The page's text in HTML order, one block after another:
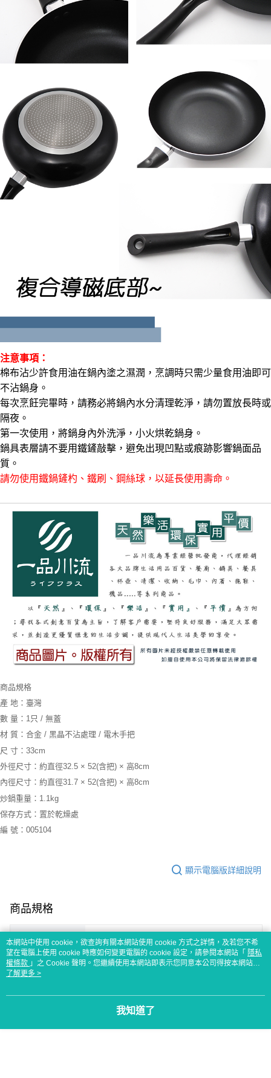
注意事項：
棉布沾少許食用油在鍋內塗之濕潤，烹調時只需少量食用油即可
不沾鍋身。
每次烹飪完畢時，請務必將鍋內水分清理乾淨，請勿置放長時或
隔夜。
第一次使用，將鍋身內外洗淨，小火烘乾鍋身。
鍋具表層請不要用鐵鏟敲擊，避免出現凹點或痕跡影響鍋面品
質。
請勿使用鐵鍋鏟杓、鐵刷、鋼絲球，以延長使用壽命。
商品規格
產 地：臺灣
數 量：1只 / 無蓋
材 質：合金 / 黑晶不沾處理 / 電木手把
尺 寸：33cm
外徑尺寸：約直徑32.5 × 52(含把) × 高8cm
內徑尺寸：約直徑31.7 × 52(含把) × 高8cm
炒鍋重量：1.1kg
保存方式：置於乾燥處
編 號：005104
顯示電腦版詳細說明
商品規格
客服
本網站中使用 cookie，欲查詢有關本網站使用 cookie 方式之詳情，及若您不希
望在電腦上使用 cookie 時應如何變更電腦的 cookie 設定，請參閱本網站「 隱私
權條款 」之 Cookie 聲明。您繼續使用本網站即表示您同意本公司得按本網站使
用條款之 Cookie 聲明使用 cookie。
了解更多 >
我知道了